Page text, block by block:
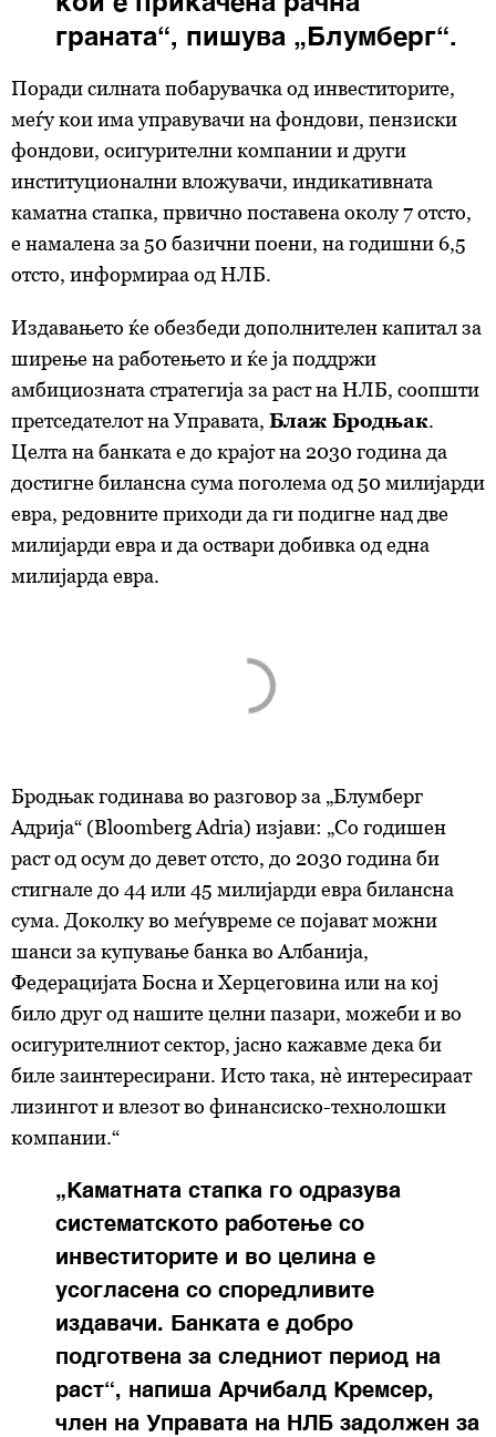
граната“, пишува „Блумберг“.
Поради силната побарувачка од инвеститорите,
меѓу кои има управувачи на фондови, пензиски
фондови, осигурителни компании и други
институционални вложувачи, индикативната
каматна стапка, првично поставена околу 7 отсто,
е намалена за 50 базични поени, на годишни 6,5
отсто, информираа од НЛБ.
Издавањето ќе обезбеди дополнителен капитал за
ширење на работењето и ќе ја поддржи
амбициозната стратегија за раст на НЛБ, соопшти
претседателот на Управата, Блаж Бродњак.
Целта на банката е до крајот на 2030 година да
достигне билансна сума поголема од 50 милијарди
евра, редовните приходи да ги подигне над две
милијарди евра и да оствари добивка од една
милијарда евра.
Бродњак годинава во разговор за „Блумберг
Адрија“ (Bloomberg Adria) изјави: „Со годишен
раст од осум до девет отсто, до 2030 година би
стигнале до 44 или 45 милијарди евра билансна
сума. Доколку во меѓувреме се појават можни
шанси за купување банка во Албанија,
Федерацијата Босна и Херцеговина или на кој
било друг од нашите целни пазари, можеби и во
осигурителниот сектор, јасно кажавме дека би
биле заинтересирани. Исто така, нè интересираат
лизингот и влезот во финансиско-технолошки
компании.“
„Каматната стапка го одразува
систематското работење со
инвеститорите и во целина е
усогласена со споредливите
издавачи. Банката е добро
подготвена за следниот период на
раст“, напиша Арчибалд Кремсер,
член на Управата на НЛБ задолжен за